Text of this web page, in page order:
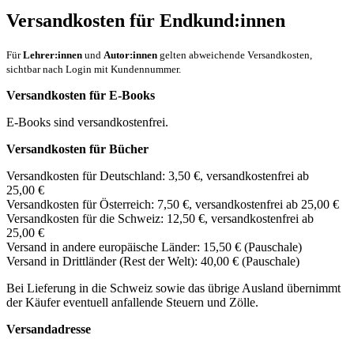
Versandkosten für Endkund:innen
FürLehrer:innen und Autor:innen gelten abweichende Versandkosten,
sichtbar nach Login mit Kundennummer.
Versandkosten für E-Books
E-Books sind versandkostenfrei.
Versandkosten für Bücher
Versandkosten für Deutschland: 3,50 €, versandkostenfrei ab
25,00 €
Versandkosten für Österreich: 7,50 €, versandkostenfrei ab 25,00 €
Versandkosten für die Schweiz: 12,50 €, versandkostenfrei ab
25,00 €
Versand in andere europäische Länder: 15,50 € (Pauschale)
Versand in Drittländer (Rest der Welt): 40,00 € (Pauschale)
Bei Lieferung in die Schweiz sowie das übrige Ausland übernimmt
der Käufer eventuell anfallende Steuern und Zölle.
Versandadresse